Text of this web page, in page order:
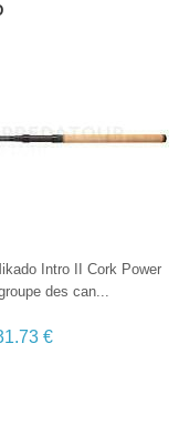
Intro II Cork Power
des can...
€